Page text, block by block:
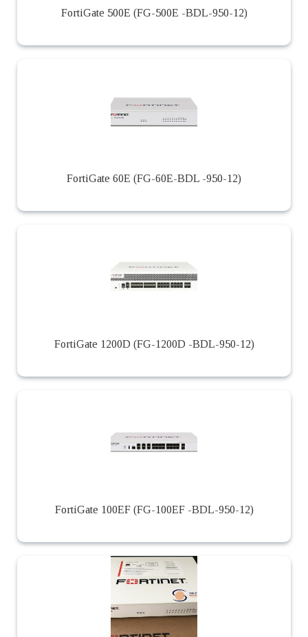
FortiGate 500E (FG-500E -BDL-950-12)
FortiGate 60E (FG-60E-BDL -950-12)
FortiGate 1200D (FG-1200D -BDL-950-12)
FortiGate 100EF (FG-100EF -BDL-950-12)